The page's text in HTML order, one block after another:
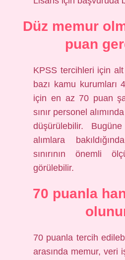
Düz memur
puan
KPSS tercihleri ​​için alt
bazı kamu kurumları
için en az 70 puan
sınır personel
düşürülebilir.
alımlara
sınırının önemli
görülebilir.
70 puanla
70 puanla tercih
arasında memur, veri